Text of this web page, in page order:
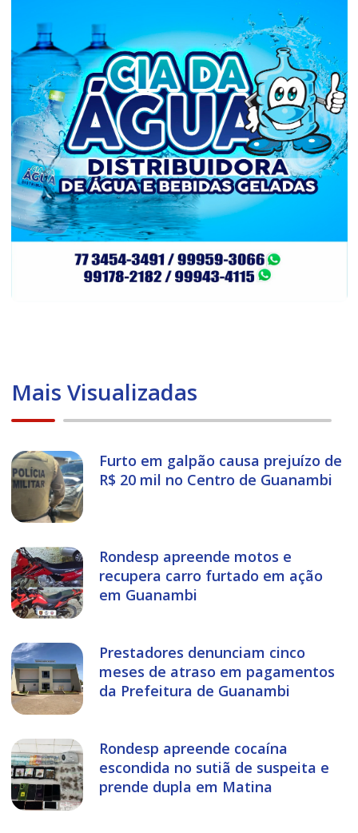
Mais Visualizadas
Furto em galpão causa prejuízo de
R$ 20 mil no Centro de Guanambi
Rondesp apreende motos e
recupera carro furtado em ação
em Guanambi
Prestadores denunciam cinco
meses de atraso em pagamentos
da Prefeitura de Guanambi
Rondesp apreende cocaína
escondida no sutiã de suspeita e
prende dupla em Matina